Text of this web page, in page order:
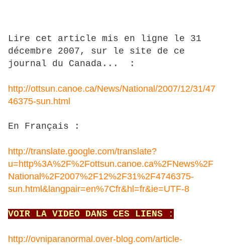
Lire cet article mis en ligne le 31
décembre 2007, sur le site de ce
journal du Canada... :
http://ottsun.canoe.ca/News/National/2007/12/31/47
46375-sun.html
En Français :
http://translate.google.com/translate?
u=http%3A%2F%2Fottsun.canoe.ca%2FNews%2F
National%2F2007%2F12%2F31%2F4746375-
sun.html&langpair=en%7Cfr&hl=fr&ie=UTF-8
VOIR LA VIDEO DANS CES LIENS :
http://ovniparanormal.over-blog.com/article-